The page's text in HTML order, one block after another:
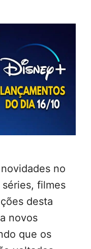
no
filmes
desta
novos
que os